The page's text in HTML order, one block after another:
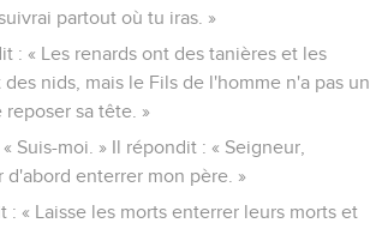
partout où tu iras. »
: « Les renards ont des tanières et les
nids, mais le Fils de l'homme n'a pas un
sa tête. »
Suis-moi. » Il répondit : « Seigneur,
d'abord enterrer mon père. »
: « Laisse les morts enterrer leurs morts et